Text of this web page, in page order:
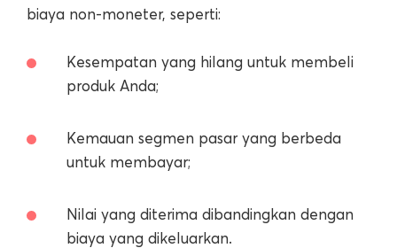
biaya non-moneter, seperti:
Kesempatan yang hilang untuk membeli
produk Anda;
Kemauan segmen pasar yang berbeda
untuk membayar;
Nilai yang diterima dibandingkan dengan
biaya yang dikeluarkan.